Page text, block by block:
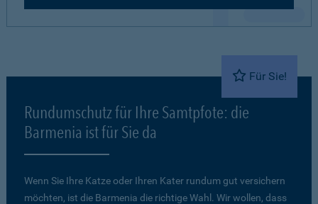
Für Sie!
Rundumschutz für Ihre Samtpfote: die
Barmenia ist für Sie da
Wenn Sie Ihre Katze oder Ihren Kater rundum gut versichern
möchten, ist die Barmenia die richtige Wahl. Wir wollen, dass